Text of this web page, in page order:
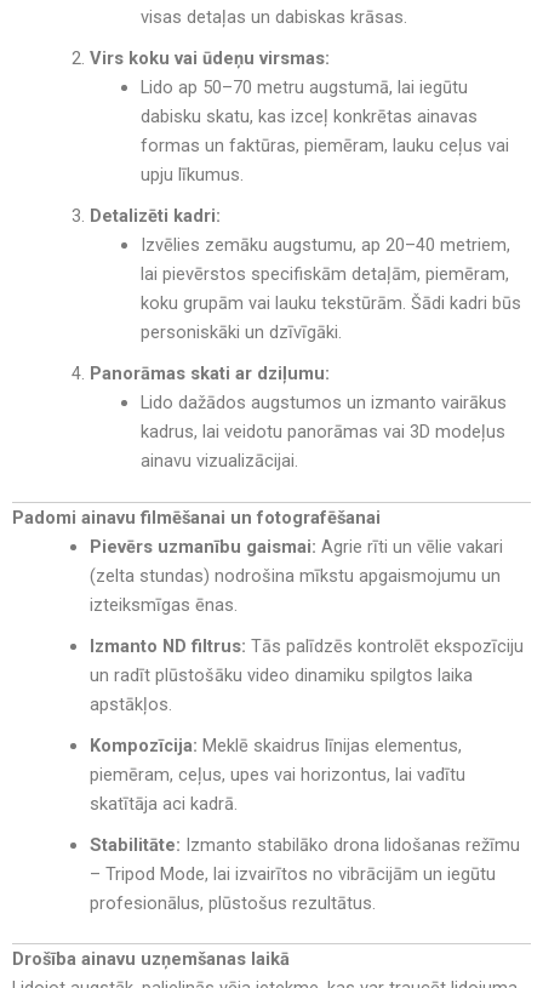
visas detaļas un dabiskas krāsas.
Virs koku vai ūdeņu virsmas:
Lido ap 50–70 metru augstumā, lai iegūtu
dabisku skatu, kas izceļ konkrētas ainavas
formas un faktūras, piemēram, lauku ceļus vai
upju līkumus.
Detalizēti kadri:
Izvēlies zemāku augstumu, ap 20–40 metriem,
lai pievērstos specifiskām detaļām, piemēram,
koku grupām vai lauku tekstūrām. Šādi kadri būs
personiskāki un dzīvīgāki.
Panorāmas skati ar dziļumu:
Lido dažādos augstumos un izmanto vairākus
kadrus, lai veidotu panorāmas vai 3D modeļus
ainavu vizualizācijai.
Padomi ainavu filmēšanai un fotografēšanai
Pievērs uzmanību gaismai: Agrie rīti un vēlie vakari
(zelta stundas) nodrošina mīkstu apgaismojumu un
izteiksmīgas ēnas.
Izmanto ND filtrus: Tās palīdzēs kontrolēt ekspozīciju
un radīt plūstošāku video dinamiku spilgtos laika
apstākļos.
Kompozīcija: Meklē skaidrus līnijas elementus,
piemēram, ceļus, upes vai horizontus, lai vadītu
skatītāja aci kadrā.
Stabilitāte: Izmanto stabilāko drona lidošanas režīmu
– Tripod Mode, lai izvairītos no vibrācijām un iegūtu
profesionālus, plūstošus rezultātus.
Drošība ainavu uzņemšanas laikā